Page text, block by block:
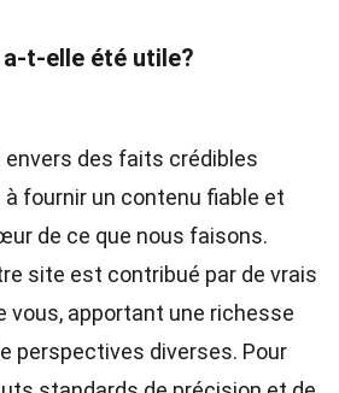
t-elle été utile?
des faits crédibles
fournir un contenu fiable et
de ce que nous faisons.
site est contribué par de vrais
vous, apportant une richesse
perspectives diverses. Pour